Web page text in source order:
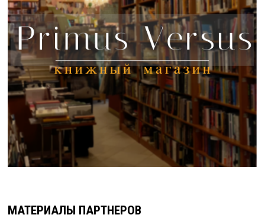
МАТЕРИАЛЫ ПАРТНЕРОВ